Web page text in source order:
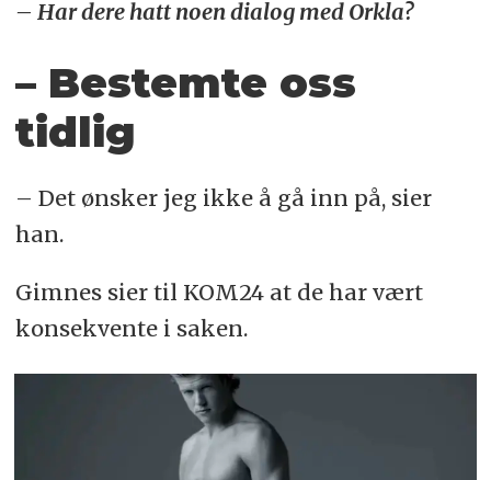
– Har dere hatt noen dialog med Orkla?
– Bestemte oss
tidlig
– Det ønsker jeg ikke å gå inn på, sier
han.
Gimnes sier til KOM24 at de har vært
konsekvente i saken.